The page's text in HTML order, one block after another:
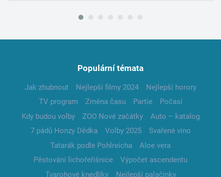
Populární témata
Jak zhubnout Nejlepší filmy 2024
Nejlepší horory
TV program
Změna času Partie
Počasí
Kdy budou volby
ZOO Nové začátky
Auto – katalog
7 pádů Honzy Dědka
Volby 2025
Svařené víno
Tatarák podle Pohlreicha
Aloe vera
Pěstování lichořeřišnice
Výpočet ascendentu
Tvarohové knedlíky
Nejlepší palačinky